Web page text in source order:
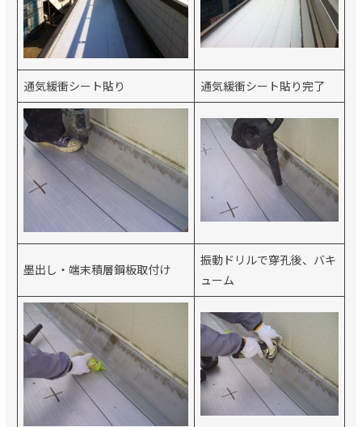
通気緩衝シート貼り 通気緩衝シート貼り完了
墨出し・端末積層鋼板取付け
振動ドリルで穿孔後、バキ
ューム